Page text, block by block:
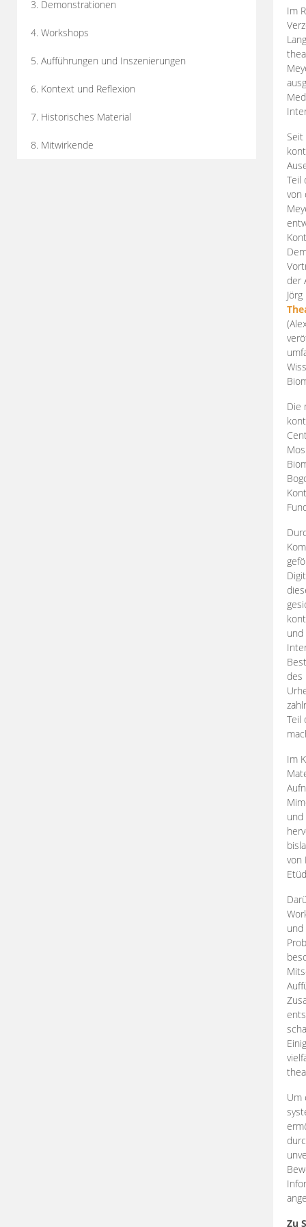
3. Demonstrationen
4. Workshops
5. Aufführungen und Inszenierungen
6. Kontext und Reflexion
7. Historisches Material
8. Mitwirkende
Im
Teil
von
der
Die
des
Teil
Im
und
von
und
Um
Zu